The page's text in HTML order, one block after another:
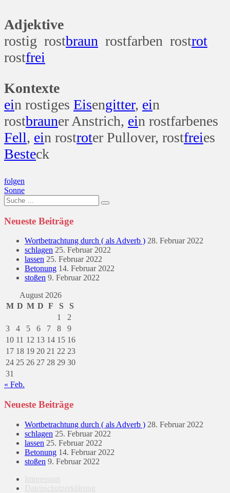
Adjektive
rostig rostbraun rostfarben rostrot
rostfrei
Kontexte
ein rostiges Eisengitter, ein
rostbrauner Anstrich, ein rostfarbenes
Fell, ein rostroter Pullover, rostfreies
Besteck
Beitragsnavigation
folgen
Sonne
Suche
nach:
Neueste Beiträge
Wortbetrachtung durch ( als Adverb ) 28. Februar 2022
schlagen 25. Februar 2022
lassen 25. Februar 2022
Betonung 14. Februar 2022
stoßen 9. Februar 2022
August 2026
M D M D F S
S
1
2
3
4 5 6 7 8
9
10 11 12 13 14 15 16
17 18 19 20 21 22 23
24 25 26 27 28 29 30
31
« Feb.
Neueste Beiträge
Wortbetrachtung durch ( als Adverb ) 28. Februar 2022
schlagen 25. Februar 2022
lassen 25. Februar 2022
Betonung 14. Februar 2022
stoßen 9. Februar 2022
Impressum
Datenschutzerklärung